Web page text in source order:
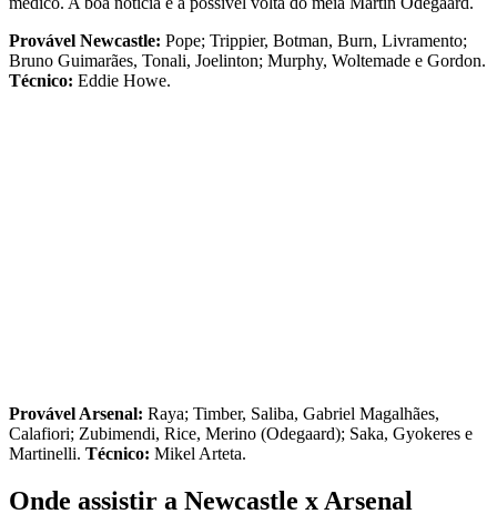
Provável Newcastle: Pope; Trippier, Botman, Burn, Livramento;
Bruno Guimarães, Tonali, Joelinton; Murphy, Woltemade e Gordon.
Técnico: Eddie Howe.
Provável Arsenal: Raya; Timber, Saliba, Gabriel Magalhães,
Calafiori; Zubimendi, Rice, Merino (Odegaard); Saka, Gyokeres e
Martinelli. Técnico: Mikel Arteta.
Onde assistir a Newcastle x Arsenal